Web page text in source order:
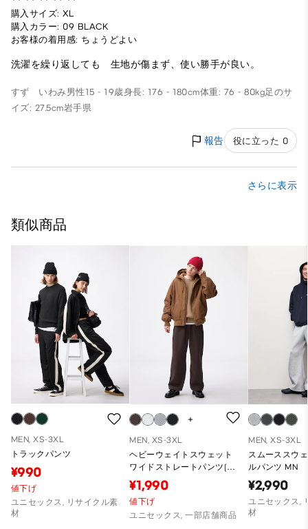
購入サイズ: XL
購入カラー: 09 BLACK
お客様の着用感: ちょうどよい
洗濯を繰り返しても 生地が傷まず、使い勝手が良い。
すず いわみ男性 15 - 19歳身長: 176 - 180cm体重: 76 - 80kg足のサ
イズ: 27.5cm岩手県
報告 役に立った 0
さらに表示
類似商品
MEN, XS-3XL
トラックパンツ
¥990
値下げ
ユニセックス, リサイクル素
材
MEN, XS-3XL
ヘビーウェイトスウェット
ワイドストレートパンツ(丈
標準69.0～73.0cm)
¥1,990
値下げ
ユニセックス, 一部店舗商品
MEN, XS-3XL
スムーススウ
ルパンツ MN
¥2,990
ユニセックス,
材